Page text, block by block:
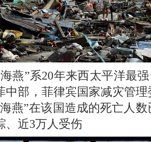
燕”系20年来西太平洋最
中部，菲律宾国家减灾管
燕”在该国造成的死亡人
、近3万人受伤